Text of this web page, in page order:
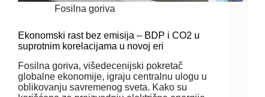
Fosilna goriva
Ekonomski rast bez emisija – BDP i CO2 u
suprotnim korelacijama u novoj eri
Fosilna goriva, višedecenijski pokretač
globalne ekonomije, igraju centralnu ulogu u
oblikovanju savremenog sveta. Kako su